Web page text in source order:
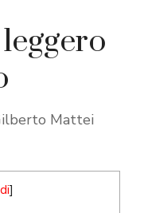
Mattei
]